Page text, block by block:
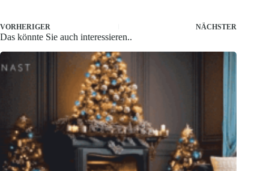
VORHERIGER NÄCHSTER
Das könnte Sie auch interessieren..